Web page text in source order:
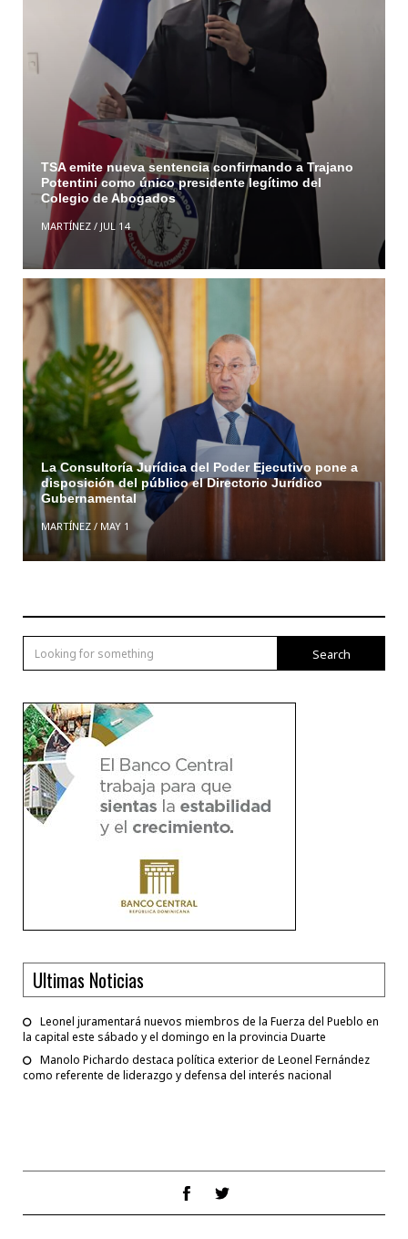
TSA emite nueva sentencia confirmando a Trajano
Potentini como único presidente legítimo del
Colegio de Abogados
MARTÍNEZ/ JUL 14
La Consultoría Jurídica del Poder Ejecutivo pone a
disposición del público el Directorio Jurídico
Gubernamental
MARTÍNEZ/ MAY 1
Search
Ultimas Noticias
Leonel juramentará nuevos miembros de la Fuerza del Pueblo en
la capital este sábado y el domingo en la provincia Duarte
Manolo Pichardo destaca política exterior de Leonel Fernández
como referente de liderazgo y defensa del interés nacional